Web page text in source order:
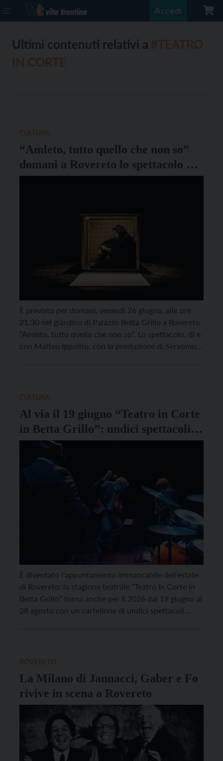
Accedi
Ultimi contenuti relativi a
“Amleto, tutto quello che non so”
domani a Rovereto lo spettacolo di
Matteo Ippolito
È previsto per domani, venerdì 26 giugno, alle ore
21.30 nel giardino di Palazzo Betta Grillo a Rovereto
“Amleto, tutto quello che non so”. Lo spettacolo, di e
con Matteo Ippolito, con la produzione di Servomuto
Al via il 19 giugno “Teatro in Corte
in Betta Grillo”: undici spettacoli in
programma
È diventato l’appuntamento immancabile dell’estate
di Rovereto: la stagione teatrale “Teatro in Corte in
Betta Grillo” torna anche per il 2026 dal 19 giugno al
28 agosto con un cartellone di undici spettacoli
La Milano di Jannacci, Gaber e Fo
rivive in scena a Rovereto